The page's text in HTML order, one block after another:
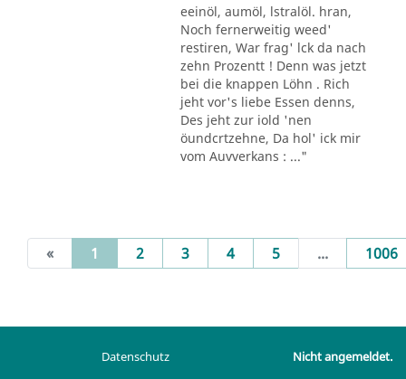
eeinöl, aumöl, lstralöl. hran,
Noch fernerweitig weed'
restiren, War frag' lck da nach
zehn Prozentt ! Denn was jetzt
bei die knappen Löhn . Rich
jeht vor's liebe Essen denns,
Des jeht zur iold 'nen
öundcrtzehne, Da hol' ick mir
vom Auvverkans : ..."
« 1 (current)
2 3 4 5 ... 1006
Datenschutz
Nicht angemeldet.